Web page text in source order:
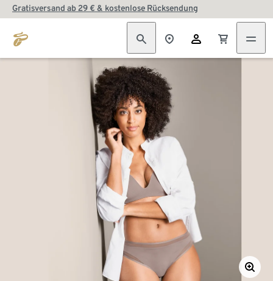
Gratisversand ab 29 € & kostenlose Rücksendung